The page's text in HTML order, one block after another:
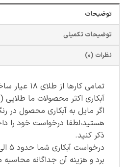
توضیحات
توضیحات تکمیلی
نظرات (0)
تمامی کارها از طلای ۱۸ عیار ساخته شده اند.
آبکاری اکثر محصولات ما
اگر مایل به آبکاری محصول در
هستید،لطفا درخواست خود را
ذکر کنید.
برد و هزینه آن جداگانه